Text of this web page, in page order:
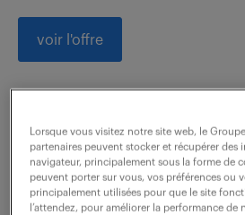
voir l'offre
responsable de
6 août 2026
Puteaux (92)
CDI
Lorsque vous visitez notre site web, le
partenaires peuvent stocker et récupérer des
navigateur, principalement sous la forme de
peuvent porter sur vous, vos préférences ou
principalement utilisées pour que le site
l’attendez, pour améliorer la performance de